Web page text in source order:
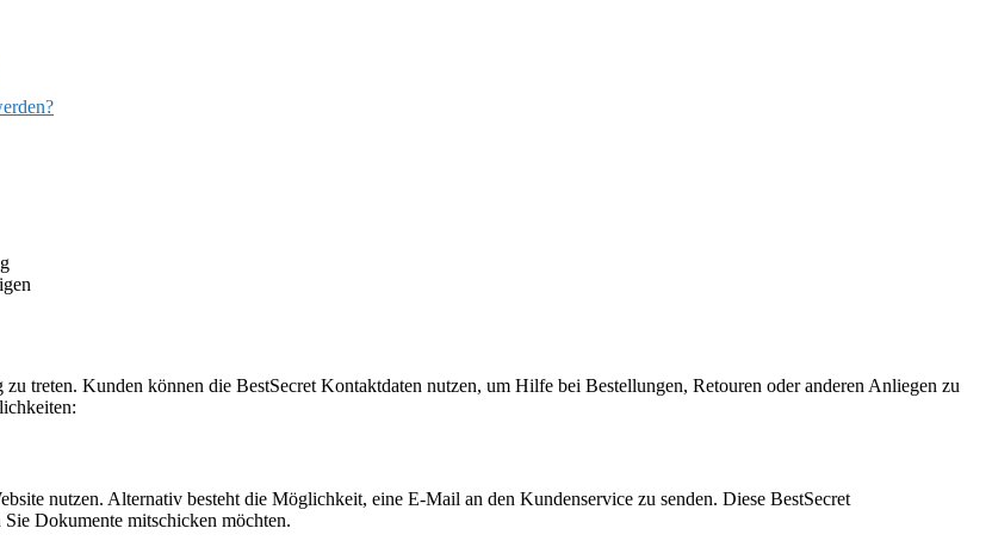
treten. Kunden können die BestSecret Kontaktdaten nutzen, um Hilfe bei Bestellungen, Retouren oder anderen Anliegen zu
nutzen. Alternativ besteht die Möglichkeit, eine E-Mail an den Kundenservice zu senden. Diese BestSecret
Dokumente mitschicken möchten.